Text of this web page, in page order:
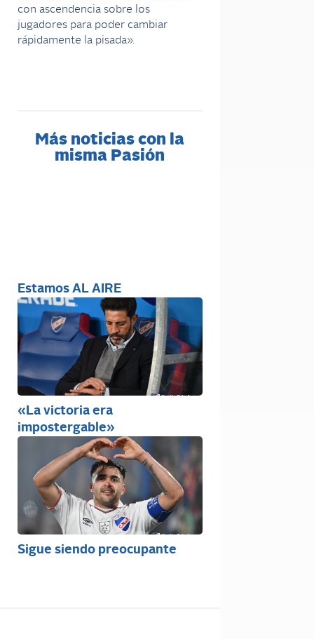
con ascendencia sobre los
jugadores para poder cambiar
rápidamente la pisada».
Más noticias con la
misma Pasión
Estamos AL AIRE
«La victoria era
impostergable»
Sigue siendo preocupante